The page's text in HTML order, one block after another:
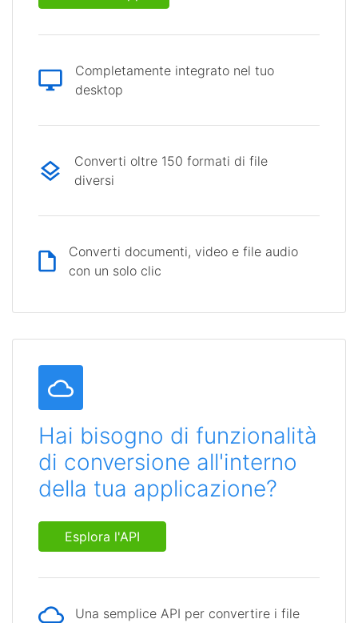
Completamente integrato nel tuo
desktop
Converti oltre 150 formati di file
diversi
Converti documenti, video e file audio
con un solo clic
Hai bisogno di funzionalità
di conversione all'interno
della tua applicazione?
Esplora l'API
Una semplice API per convertire i file